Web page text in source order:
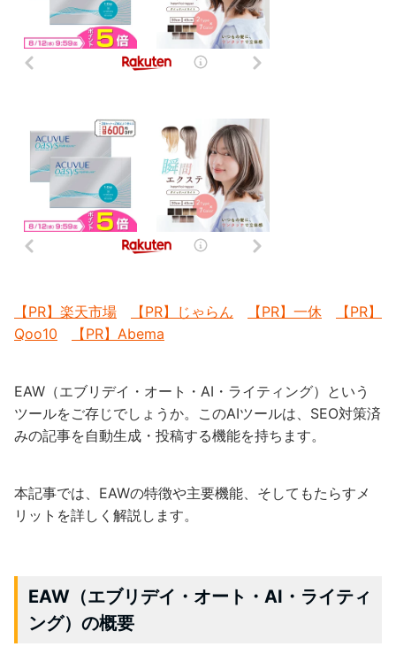
【PR】楽天市場 【PR】じゃらん 【PR】一休
【PR】
Qoo10
【PR】Abema
EAW（エブリデイ・オート・AI・ライティング）という
ツールをご存じでしょうか。このAIツールは、SEO対策済
みの記事を自動生成・投稿する機能を持ちます。
本記事では、EAWの特徴や主要機能、そしてもたらすメ
リットを詳しく解説します。
EAW（エブリデイ・オート・AI・ライティ
ング）の概要